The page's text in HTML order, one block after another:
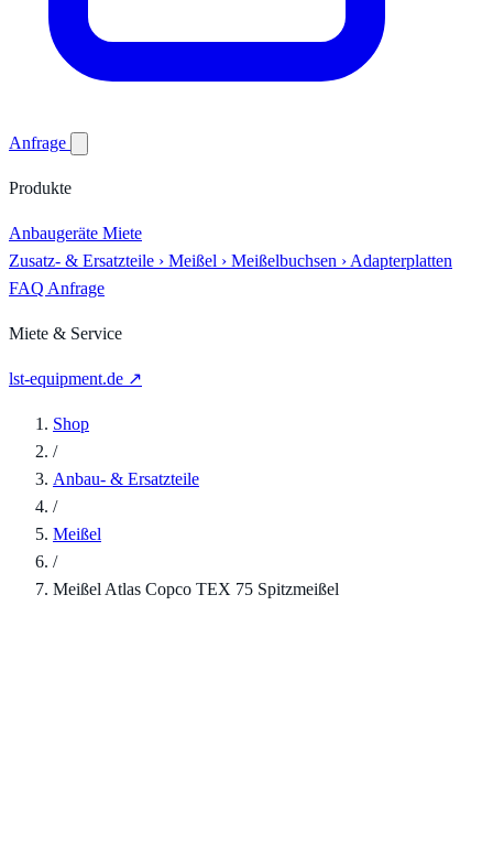
Anfrage
Produkte
Anbaugeräte Miete
Zusatz- & Ersatzteile › Meißel › Meißelbuchsen › Adapterplatten
FAQ Anfrage
Miete & Service
lst-equipment.de ↗
Shop
/
Anbau- & Ersatzteile
/
Meißel
/
Meißel Atlas Copco TEX 75 Spitzmeißel